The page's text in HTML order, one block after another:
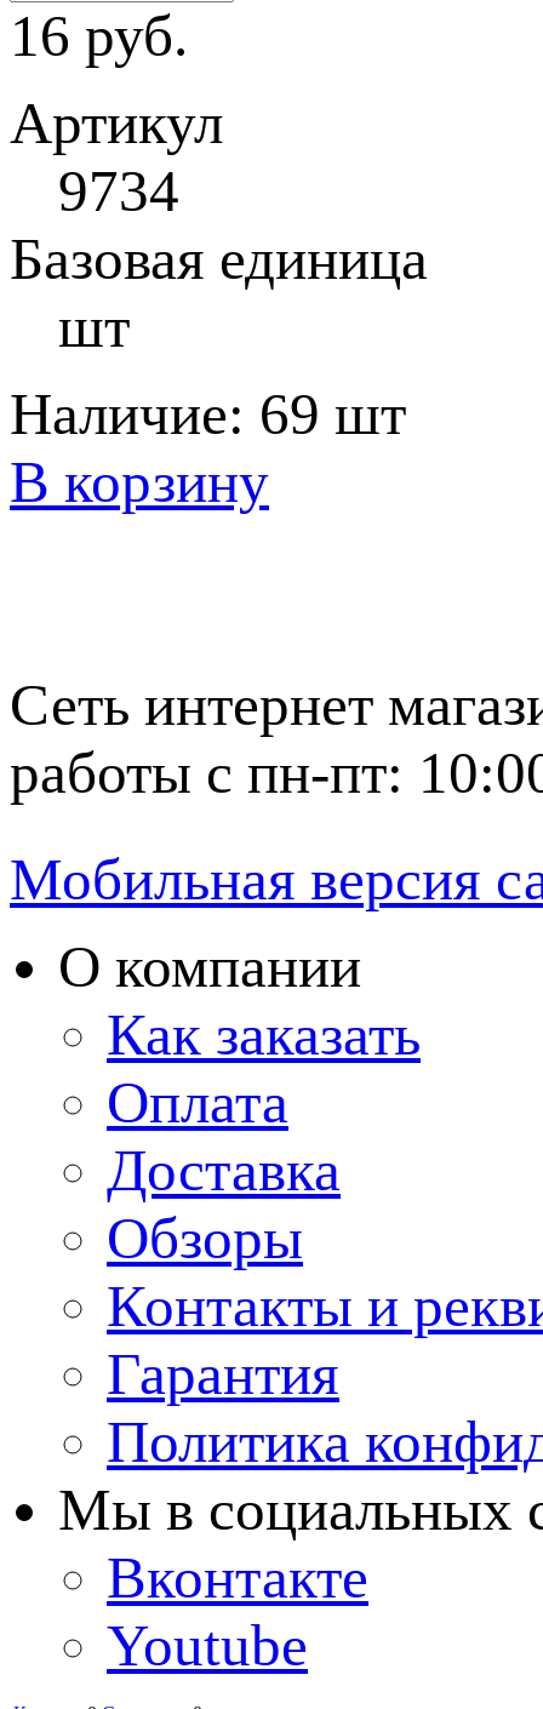
16 руб.
Артикул
9734
Базовая единица
шт
Наличие: 69 шт
В корзину
Сеть интернет
работы с пн-пт:
Мобильная версия
О компании
Как заказать
Оплата
Доставка
Обзоры
Контакты и
Гарантия
Политика
Мы в cоциальных
Вконтакте
Youtube